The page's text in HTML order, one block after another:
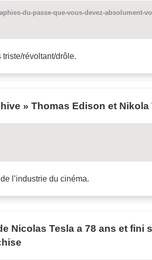
du-passe-que-vous-devez-absolument-
triste/révoltant/drôle.
» Thomas Edison et Nikola
l’industrie du cinéma.
Nicolas Tesla a 78 ans et fini